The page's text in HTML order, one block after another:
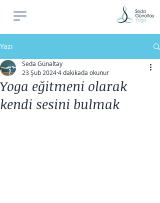
Yazı
Yoga eğitmeni olarak
kendi sesini bulmak
Seda Günaltay
23 Şub 20244 dakikada okunur